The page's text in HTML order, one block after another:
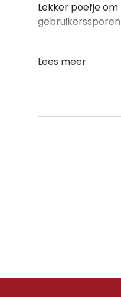
Lekker poefje
Lees meer